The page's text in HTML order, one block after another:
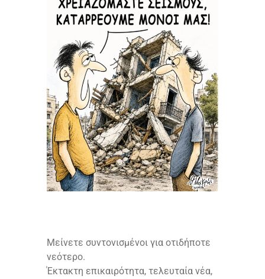
Μείνετε συντονισμένοι για οτιδήποτε
νεότερο.
Έκτακτη επικαιρότητα, τελευταία νέα,